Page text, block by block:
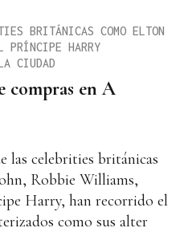
compras en A
BRITÁNICAS COMO ELTON
PRÍNCIPE HARRY
CIUDAD
celebrities británicas
Robbie Williams,
Harry, han recorrido el
como sus alter